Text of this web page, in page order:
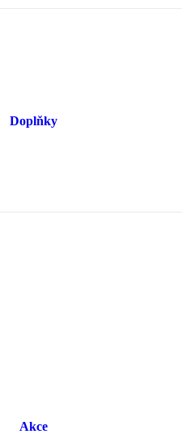
Doplňky
Akce